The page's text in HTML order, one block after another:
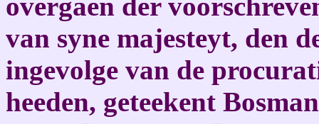
van syne majesteyt, den
ingevolge van de
heeden, geteekent